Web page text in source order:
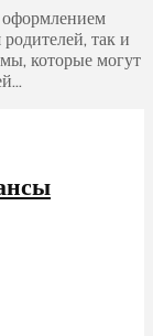
оформлением
так и
которые могут